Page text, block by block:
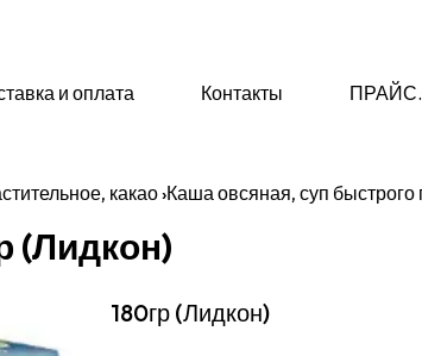
и оплата Контакты
какао›Каша овсяная, суп быстрого
(Лидкон)
180гр (Лидкон)